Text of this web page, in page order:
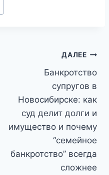
ДАЛЕЕ
Банкротство
супругов в
Новосибирске: как
суд делит долги и
имущество и почему
“семейное
банкротство” всегда
сложнее